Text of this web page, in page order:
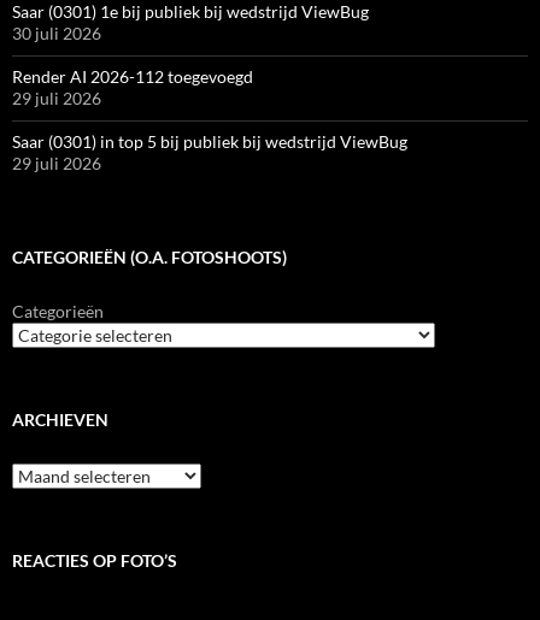
Saar (0301) 1e bij publiek bij wedstrijd ViewBug
30 juli 2026
Render AI 2026-112 toegevoegd
29 juli 2026
Saar (0301) in top 5 bij publiek bij wedstrijd ViewBug
29 juli 2026
CATEGORIEËN (O.A. FOTOSHOOTS)
Categorieën
ARCHIEVEN
Archieven
REACTIES OP FOTO’S